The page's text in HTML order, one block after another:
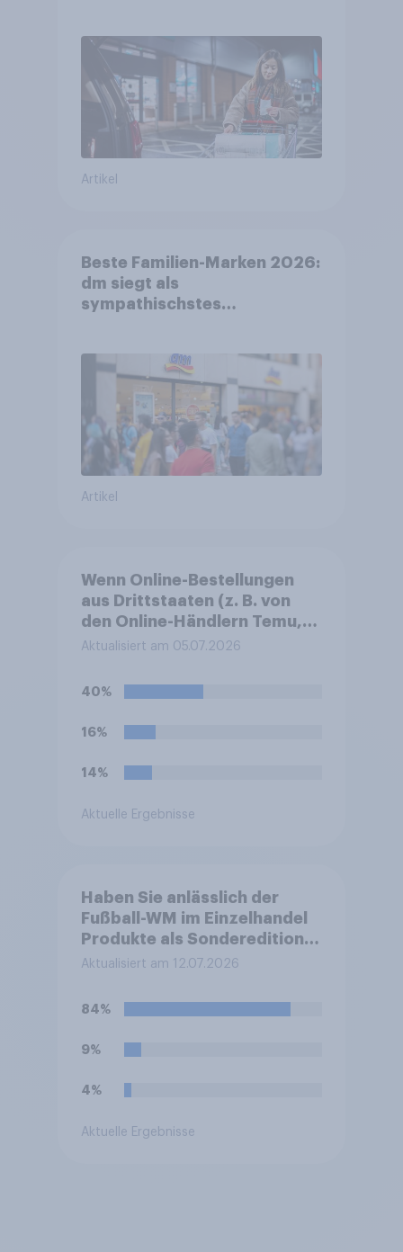
Artikel
Beste Familien-Marken 2026:
dm siegt als
sympathischstes
Artikel
Wenn Online-Bestellungen
aus Drittstaaten (z. B. von
den Online-Händlern Temu,
AliExpress oder Shein)
Bearbeitungsgebühren im
Durchschnitt um einige Euro
teurer würden, wie würde
dadurch voraussichtlich
Aktualisiert am 05.07.2026
40%
16%
14%
Aktuelle Ergebnisse
Haben Sie anlässlich der
Fußball-WM im Einzelhandel
Produkte als Sonderedition
oder Limited Edition (z. B. mit
spezieller Verpackung oder
WM-Design) gekauft?
Aktualisiert am 12.07.2026
84%
9%
4%
Aktuelle Ergebnisse